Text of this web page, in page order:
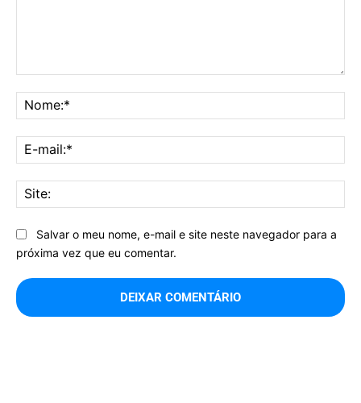
Salvar o meu nome, e-mail e site neste navegador para a
próxima vez que eu comentar.